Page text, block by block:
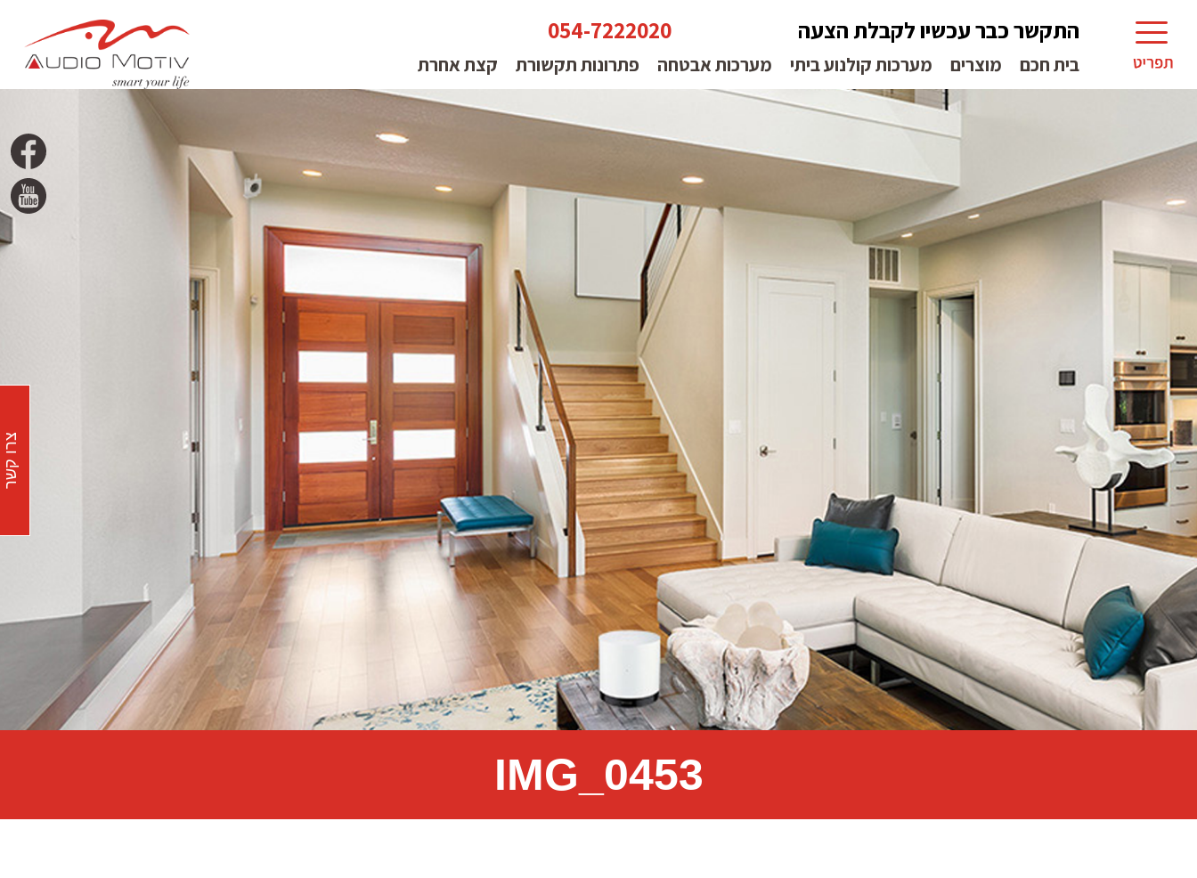
התקשר כבר עכשיו לקבלת הצעה 054-7222020
בית חכם מוצרים מערכות קולנוע ביתי מערכות אבטחה פתרונות תקשורת קצת אחרת
IMG_0453
צרו קשר